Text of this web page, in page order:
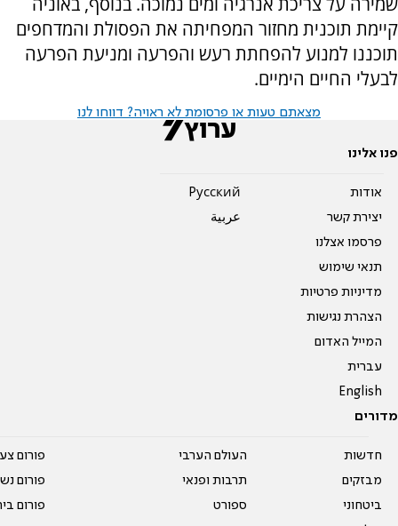
קיימת תוכנית מחזור המפחיתה את הפסולת והמדחפים
תוכננו למנוע להפחתת רעש והפרעה ומניעת הפרעה
לבעלי החיים הימיים.
מצאתם טעות או פרסומת לא ראויה? דווחו לנו
פנו אלינו
אודות
יצירת קשר
פרסמו אצלנו
תנאי שימוש
מדיניות פרטיות
הצהרת נגישות
המייל האדום
עברית
English
Pусский
عربية
מדורים
חדשות
מבזקים
ביטחוני
העולם הערבי
תרבות ופנאי
ספורט
פורום
פורום
פורום